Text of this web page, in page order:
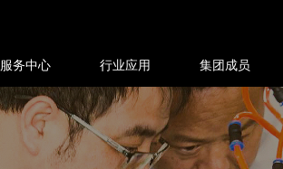
服务中心 行业应用 集团成员